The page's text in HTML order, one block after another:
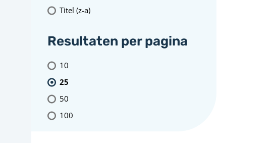
Titel (z-a)
Resultaten per pagina
10
25
50
100